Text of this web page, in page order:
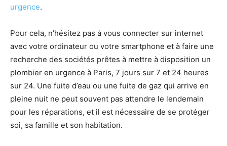
urgence.
Pour cela, n’hésitez pas à vous connecter sur internet
avec votre ordinateur ou votre smartphone et à faire une
recherche des sociétés prêtes à mettre à disposition un
plombier en urgence à Paris, 7 jours sur 7 et 24 heures
sur 24. Une fuite d’eau ou une fuite de gaz qui arrive en
pleine nuit ne peut souvent pas attendre le lendemain
pour les réparations, et il est nécessaire de se protéger
soi, sa famille et son habitation.